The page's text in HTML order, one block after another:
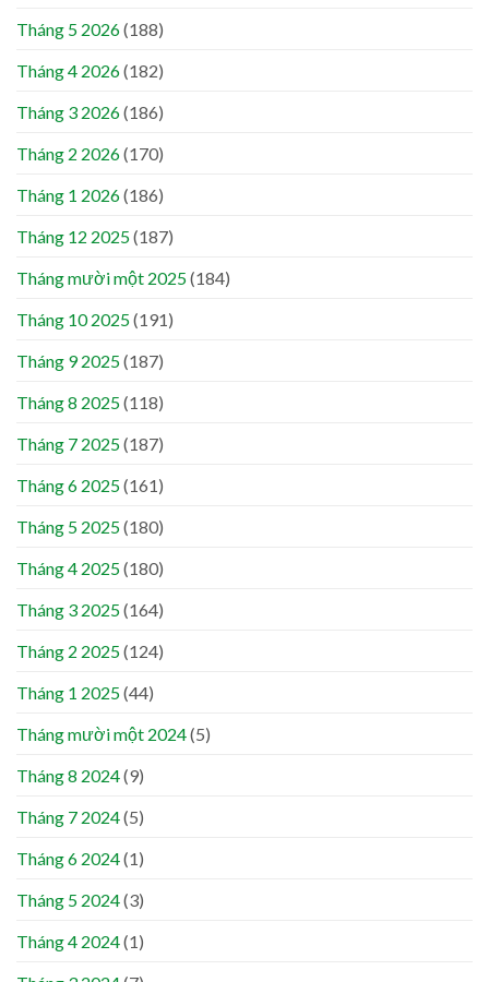
Tháng 5 2026(188)
Tháng 4 2026(182)
Tháng 3 2026(186)
Tháng 2 2026(170)
Tháng 1 2026(186)
Tháng 12 2025(187)
Tháng mười một 2025(184)
Tháng 10 2025(191)
Tháng 9 2025(187)
Tháng 8 2025(118)
Tháng 7 2025(187)
Tháng 6 2025(161)
Tháng 5 2025(180)
Tháng 4 2025(180)
Tháng 3 2025(164)
Tháng 2 2025(124)
Tháng 1 2025(44)
Tháng mười một 2024(5)
Tháng 8 2024(9)
Tháng 7 2024(5)
Tháng 6 2024(1)
Tháng 5 2024(3)
Tháng 4 2024(1)